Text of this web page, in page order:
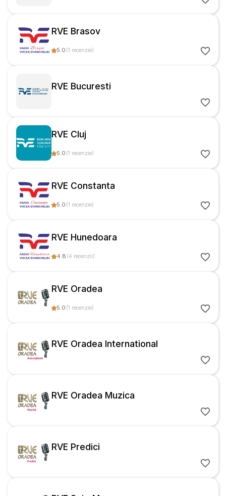
RVE Brasov
5.0 (1 recenzie)
RVE Bucuresti
RVE Cluj
5.0 (1 recenzie)
RVE Constanta
5.0 (1 recenzie)
RVE Hunedoara
4.8 (4 recenzii)
RVE Oradea
5.0 (1 recenzie)
RVE Oradea International
RVE Oradea Muzica
RVE Predici